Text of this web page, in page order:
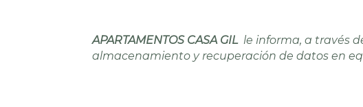
APARTAMENTOS CASA GILle informa, a través
almacenamiento y recuperación de datos en